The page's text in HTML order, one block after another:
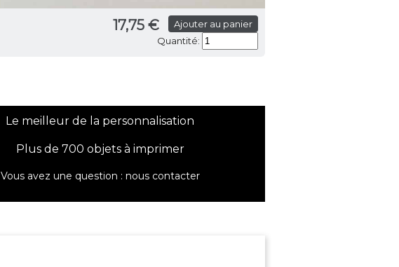
17,75 €
Ajouter au panier
Quantité:
Le meilleur de la personnalisation
Plus de 700 objets à imprimer
Vous avez une question : nous contacter